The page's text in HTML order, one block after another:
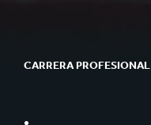
CARRERA PROFESIONAL